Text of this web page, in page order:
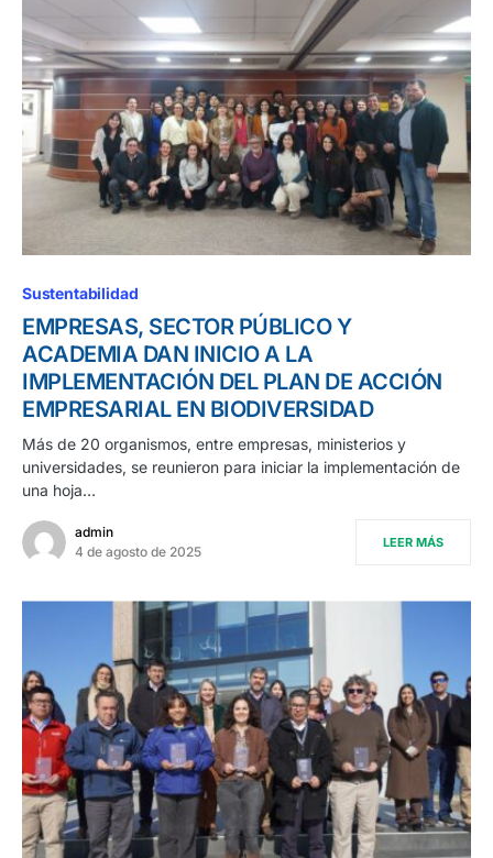
Sustentabilidad
EMPRESAS, SECTOR PÚBLICO Y
ACADEMIA DAN INICIO A LA
IMPLEMENTACIÓN DEL PLAN DE ACCIÓN
EMPRESARIAL EN BIODIVERSIDAD
Más de 20 organismos, entre empresas, ministerios y
universidades, se reunieron para iniciar la implementación de
una hoja…
admin
4 de agosto de 2025
LEER MÁS